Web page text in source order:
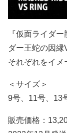
『仮面ライダ
ダー王蛇の因縁
それぞれをイメ
＜サイズ＞
9号、11号、13
販売価格：